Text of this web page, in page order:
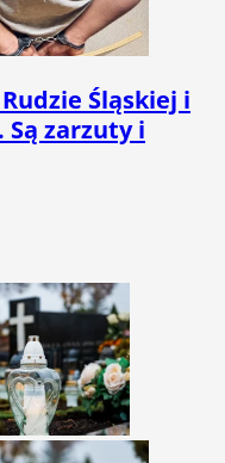
Śląskiej i
zarzuty i